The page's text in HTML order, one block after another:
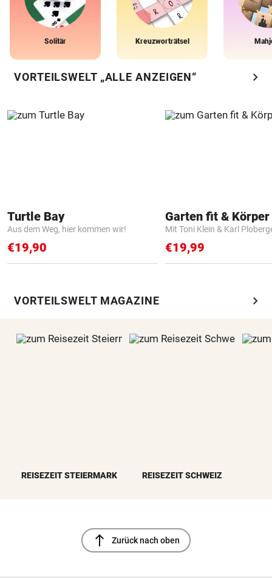
Solitär Kreuzworträtsel
VORTEILSWELT „ALLE ANZEIGEN“ chevron_right
Turtle Bay
Aus dem Weg, hier kommen wir!
€19,90
Garten fit &
Mit Toni Klein & Karl
€19,99
VORTEILSWELT MAGAZINE chevron_right
REISEZEIT STEIERMARK REISEZEIT SCHWEIZ
north Zurück nach oben